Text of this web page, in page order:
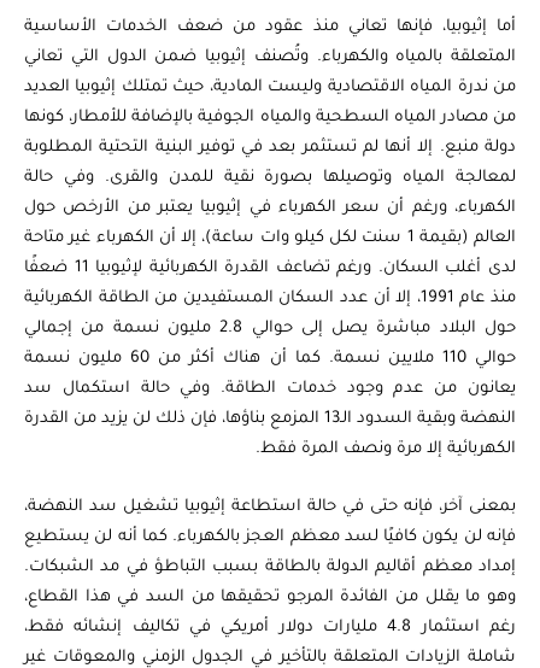
أما إثيوبيا، فإنها تعاني منذ عقود من ضعف الخدمات الأساسية
المتعلقة بالمياه والكهرباء. وتُصنف إثيوبيا ضمن الدول التي تعاني
من ندرة المياه الاقتصادية وليست المادية، حيث تمتلك إثيوبيا العديد
من مصادر المياه السطحية والمياه الجوفية بالإضافة للأمطار، كونها
دولة منبع. إلا أنها لم تستثمر بعد في توفير البنية التحتية المطلوبة
لمعالجة المياه وتوصيلها بصورة نقية للمدن والقرى. وفي حالة
الكهرباء، ورغم أن سعر الكهرباء في إثيوبيا يعتبر من الأرخص حول
العالم (بقيمة 1 سنت لكل كيلو وات ساعة)، إلا أن الكهرباء غير متاحة
لدى أغلب السكان. ورغم تضاعف القدرة الكهربائية لإثيوبيا 11 ضعفًا
منذ عام 1991، إلا أن عدد السكان المستفيدين من الطاقة الكهربائية
حول البلاد مباشرة يصل إلى حوالي 2.8 مليون نسمة من إجمالي
حوالي 110 ملايين نسمة. كما أن هناك أكثر من 60 مليون نسمة
يعانون من عدم وجود خدمات الطاقة. وفي حالة استكمال سد
النهضة وبقية السدود الـ13 المزمع بناؤها، فإن ذلك لن يزيد من القدرة
الكهربائية إلا مرة ونصف المرة فقط.
بمعنى آخر، فإنه حتى في حالة استطاعة إثيوبيا تشغيل سد النهضة،
فإنه لن يكون كافيًا لسد معظم العجز بالكهرباء. كما أنه لن يستطيع
إمداد معظم أقاليم الدولة بالطاقة بسبب التباطؤ في مد الشبكات.
وهو ما يقلل من الفائدة المرجو تحقيقها من السد في هذا القطاع،
رغم استثمار 4.8 مليارات دولار أمريكي في تكاليف إنشائه فقط،
شاملة الزيادات المتعلقة بالتأخير في الجدول الزمني والمعوقات غير